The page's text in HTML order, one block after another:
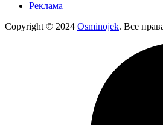
Реклама
Copyright © 2024 Osminojek. Все